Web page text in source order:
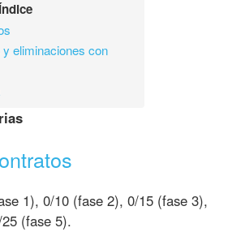
Índice
eliminaciones con
1), 0/10 (fase 2), 0/15 (fase 3),
(fase 5).